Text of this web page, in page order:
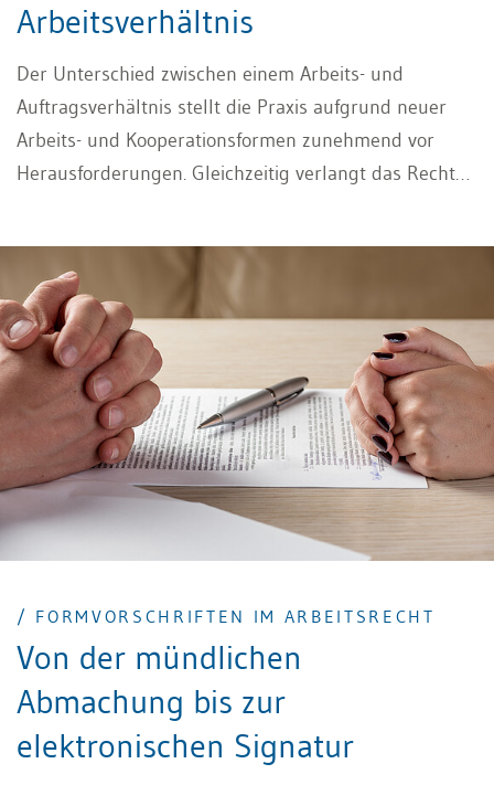
Arbeitsverhältnis
Der Unterschied zwischen einem Arbeits- und
Auftragsverhältnis stellt die Praxis aufgrund neuer
Arbeits- und Kooperationsformen zunehmend vor
Herausforderungen. Gleichzeitig verlangt das Recht
klassischen Unterscheidungskriterien auf ihre
Tauglichkeit.
/ FORMVORSCHRIFTEN IM ARBEITSRECHT
Von der mündlichen
Abmachung bis zur
elektronischen Signatur